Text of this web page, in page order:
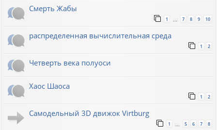
Смерть Жабы
1 7 8 9 10
распределенная вычислительная среда
1 2
Четверть века полуоси
Хаос Шаоса
1 2
Самодельный 3D движок Virtburg
1 5 6 7 8